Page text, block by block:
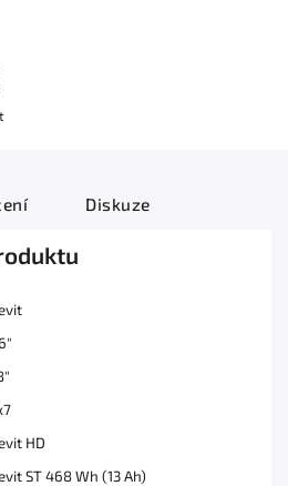
Diskuze
HD
ST 468 Wh (13 Ah)